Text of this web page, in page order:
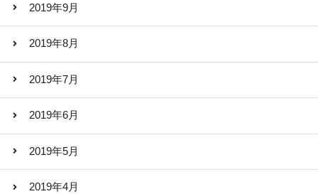
2019年9月
2019年8月
2019年7月
2019年6月
2019年5月
2019年4月